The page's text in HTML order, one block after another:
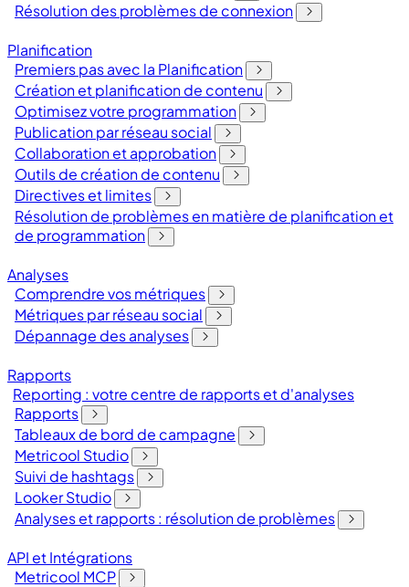
Résolution des problèmes de connexion
Planification
Premiers pas avec la Planification
Création et planification de contenu
Optimisez votre programmation
Publication par réseau social
Collaboration et approbation
Outils de création de contenu
Directives et limites
Résolution de problèmes en matière de planification et
de programmation
Analyses
Comprendre vos métriques
Métriques par réseau social
Dépannage des analyses
Rapports
Reporting : votre centre de rapports et d'analyses
Rapports
Tableaux de bord de campagne
Metricool Studio
Suivi de hashtags
Looker Studio
Analyses et rapports : résolution de problèmes
API et Intégrations
Metricool MCP